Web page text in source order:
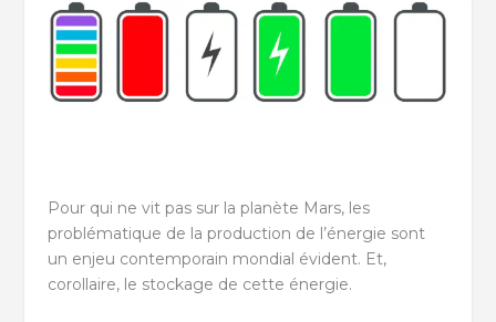
Pour qui ne vit pas sur la planète Mars, les
problématique de la production de l’énergie sont
un enjeu contemporain mondial évident. Et,
corollaire, le stockage de cette énergie.